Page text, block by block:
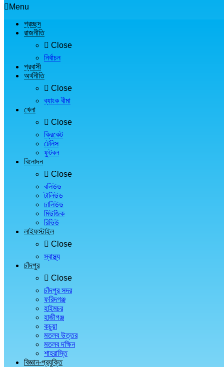
Menu
প্রচ্ছদ
রাজনীতি
Close
নির্বাচন
প্রবাসী
অর্থনীতি
Close
ব্যাংক বীমা
খেলা
Close
ক্রিকেট
টেনিস
ফুটবল
বিনোদন
Close
বলিউড
টালিউড
ঢালিউড
মিউজিক
রিভিউ
লাইফস্টাইল
Close
স্বাস্থ্য
চাঁদপুর
Close
চাঁদপুর সদর
ফরিদগঞ্জ
হাইমচর
হাজীগঞ্জ
কচুয়া
মতলব উত্তর
মতলব দক্ষিন
শাহরাস্তি
বিজ্ঞান-প্রযুক্তি